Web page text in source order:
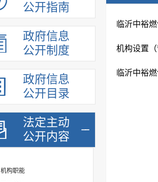
公开指南
政府信息
公开制度
政府信息
公开目录
法定主动
公开内容
机构职能
临沂中裕
临沂中裕